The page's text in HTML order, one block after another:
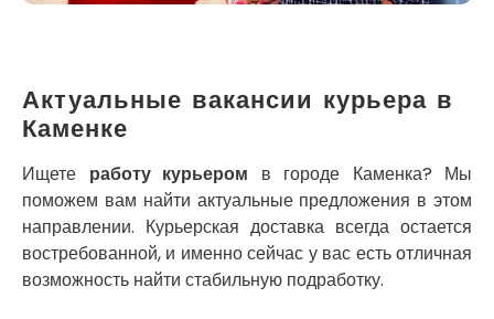
Актуальные вакансии курьера в
Каменке
Ищете работу курьером в городе Каменка? Мы
поможем вам найти актуальные предложения в этом
направлении. Курьерская доставка всегда остается
востребованной, и именно сейчас у вас есть отличная
возможность найти стабильную подработку.
Крыховцы
Крюковщина
Крыжановка
Ладыжин
Лесники
Лиманка
Лозовая
Лубны
Луцк